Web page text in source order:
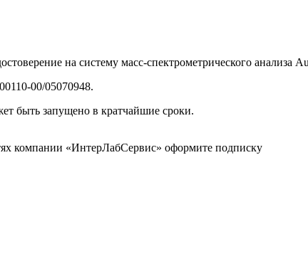
на систему масс-спектрометрического анализа
00/05070948.
быть запущено в кратчайшие сроки.
компании «ИнтерЛабСервис» оформите подписку